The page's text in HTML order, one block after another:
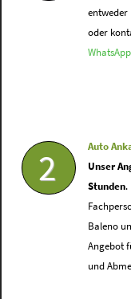
oder
WhatsApp
2
Auto
Unser
Stunden.
Baleno
Angebot
und